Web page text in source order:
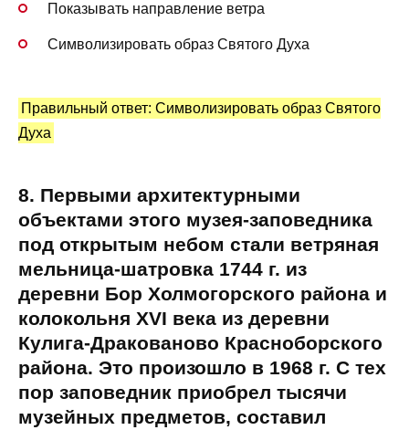
Показывать направление ветра
Символизировать образ Святого Духа
Правильный ответ: Символизировать образ Святого
Духа
8. Первыми архитектурными
объектами этого музея-заповедника
под открытым небом стали ветряная
мельница-шатровка 1744 г. из
деревни Бор Холмогорского района и
колокольня XVI века из деревни
Кулига-Дракованово Красноборского
района. Это произошло в 1968 г. С тех
пор заповедник приобрел тысячи
музейных предметов, составил